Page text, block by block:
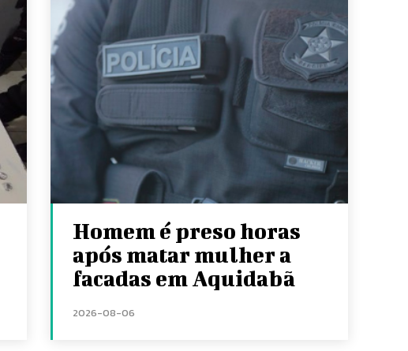
Homem é preso horas
após matar mulher a
facadas em Aquidabã
2026-08-06